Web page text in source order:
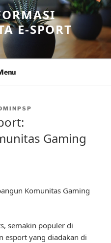
E-SPORT
Gaming
Komunitas Gaming
semakin populer di
esport yang diadakan di